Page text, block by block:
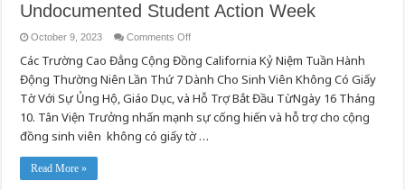
Undocumented Student Action Week
October 9, 2023 Comments Offon
Community
Colleges
Celebrates
Undocumented
Student
Week
Các Trường Cao Đẳng Cộng Đồng California Kỷ Niệm Tuần Hành
Động Thường Niên Lần Thứ 7 Dành Cho Sinh Viên Không Có Giấy
Tờ Với Sự Ủng Hộ, Giáo Dục, và Hỗ Trợ Bắt Đầu TừNgày 16 Tháng
10. Tân Viện Trưởng nhấn mạnh sự cống hiến và hỗ trợ cho cộng
đồng sinh viên không có giấy tờ …
Read More »